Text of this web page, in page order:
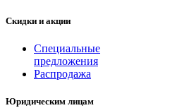
Скидки и акции
Специальные
предложения
Распродажа
Юридическим лицам